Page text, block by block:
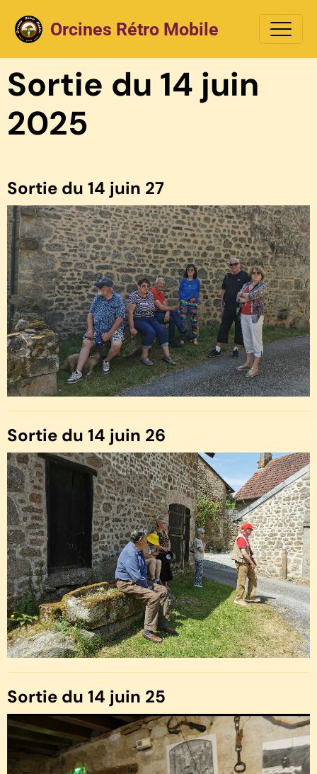
Orcines Rétro Mobile
Sortie du 14 juin
2025
Sortie du 14 juin 27
Sortie du 14 juin 26
Sortie du 14 juin 25